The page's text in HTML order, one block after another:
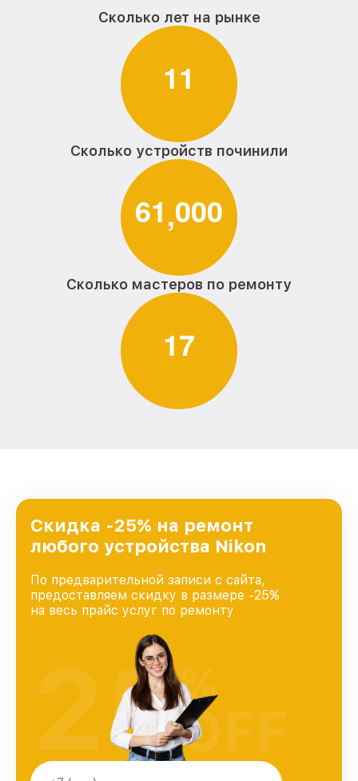
Сколько лет на рынке
11
Сколько устройств починили
61,000
Сколько мастеров по ремонту
17
Скидка -25% на ремонт
любого устройства Nikon
По предварительной записи с сайта,
предоставляем скидку в размере -25%
на весь прайс услуг по ремонту
25%
OFF